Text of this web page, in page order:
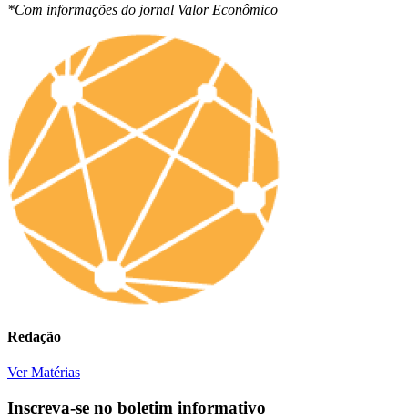
*Com informações do jornal Valor Econômico
Redação
Ver Matérias
Inscreva-se no boletim informativo